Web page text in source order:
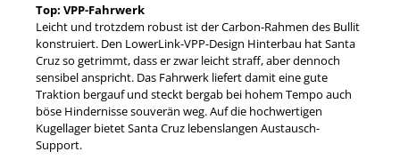
Top: VPP-Fahrwerk
Leicht und trotzdem robust ist der Carbon-Rahmen des Bullit
konstruiert. Den LowerLink-VPP-Design Hinterbau hat Santa
Cruz so getrimmt, dass er zwar leicht straff, aber dennoch
sensibel anspricht. Das Fahrwerk liefert damit eine gute
Traktion bergauf und steckt bergab bei hohem Tempo auch
böse Hindernisse souverän weg. Auf die hochwertigen
Kugellager bietet Santa Cruz lebenslangen Austausch-
Support.